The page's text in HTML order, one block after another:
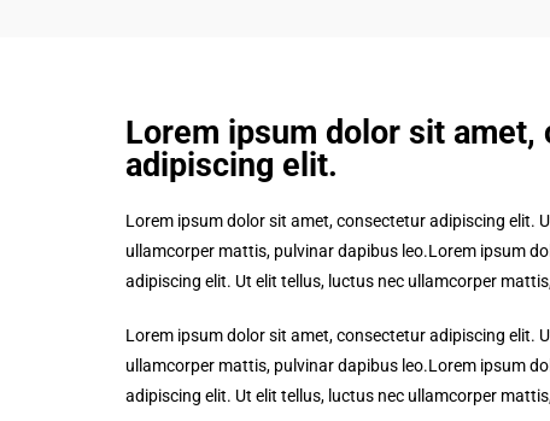
Lorem ipsum dolor sit amet,
adipiscing elit.​
Lorem ipsum dolor sit amet, consectetur adipiscing elit.
ullamcorper mattis, pulvinar dapibus leo.Lorem ipsum
adipiscing elit. Ut elit tellus, luctus nec ullamcorper
Lorem ipsum dolor sit amet, consectetur adipiscing elit.
ullamcorper mattis, pulvinar dapibus leo.Lorem ipsum
adipiscing elit. Ut elit tellus, luctus nec ullamcorper